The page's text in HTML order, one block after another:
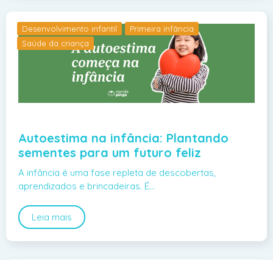
Desenvolvimento infantil
Primeira infância
Saúde da criança
Autoestima na infância: Plantando
sementes para um futuro feliz
A infância é uma fase repleta de descobertas,
aprendizados e brincadeiras. É…
Leia mais